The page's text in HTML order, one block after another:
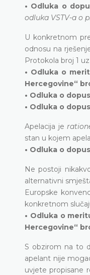
• Odluka o
odluka VSTV-a o
U konkretnom
odnosu na
Protokola broj 1
• Odluka o
Hercegovine“
• Odluka o
• Odluka o
Apelacija je
stan u kojem
• Odluka o
Ne postoji
alternativni
Europske
konkretnom
• Odluka o
Hercegovine“
S obzirom na to
apelant nije
uvjete propisane